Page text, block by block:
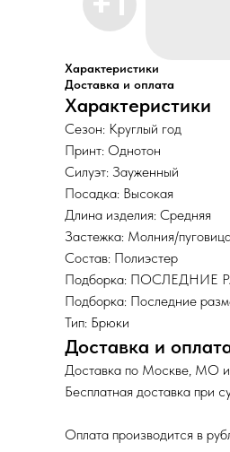
Характеристики
Доставка и оплата
Характеристики
Сезон: Круглый год
Принт: Однотон
Силуэт: Зауженный
Посадка: Высокая
Длина изделия: Средняя
Застежка: Молния/
Состав: Полиэстер
Подборка: ПОСЛЕДНИЕ
Подборка: Последние
Тип: Брюки
Доставка и
Доставка по Москве, МО и
Бесплатная доставка при
Оплата производится в